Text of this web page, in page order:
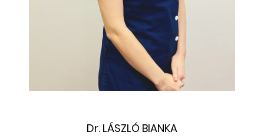
Dr. LÁSZLÓ BIANKA